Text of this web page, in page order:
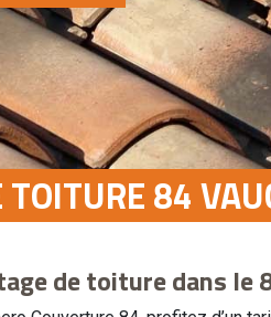
84
de toiture dans le